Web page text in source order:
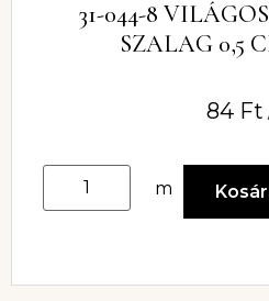
31-044-8
SZALAG 0,5
84 Ft
m